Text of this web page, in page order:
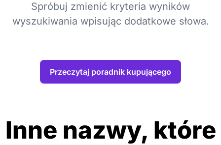
Spróbuj zmienić kryteria wyników
wyszukiwania wpisując dodatkowe słowa.
Przeczytaj poradnik kupującego
Inne nazwy, które